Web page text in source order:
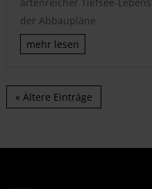
artenreicher Tiefsee-
der Abbaupläne
mehr lesen
« Ältere Einträge